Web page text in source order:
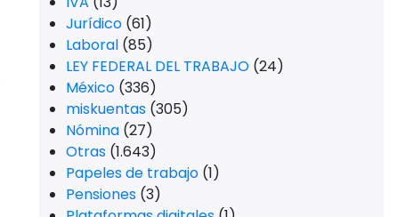
Jurídico (61)
Laboral (85)
LEY FEDERAL DEL TRABAJO (24)
México (336)
miskuentas (305)
Nómina (27)
Otras (1.643)
Papeles de trabajo (1)
Pensiones (3)